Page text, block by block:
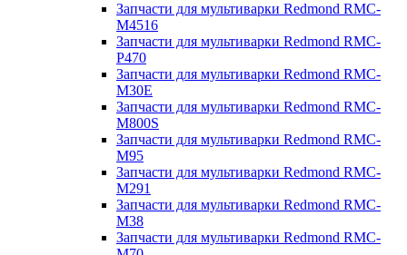
Запчасти для мультиварки Redmond RMC-
M4516
Запчасти для мультиварки Redmond RMC-
P470
Запчасти для мультиварки Redmond RMC-
M30E
Запчасти для мультиварки Redmond RMC-
M800S
Запчасти для мультиварки Redmond RMC-
M95
Запчасти для мультиварки Redmond RMC-
M291
Запчасти для мультиварки Redmond RMC-
M38
Запчасти для мультиварки Redmond RMC-